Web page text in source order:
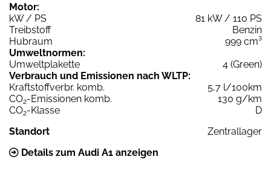
Motor:
kW / PS
81 kW / 110 PS
Treibstoff
Benzin
Hubraum
999 cm³
Umweltnormen:
Umweltplakette
4 (Green)
Verbrauch und Emissionen nach WLTP:
Kraftstoffverbr. komb.
5,7 l/100km
CO2-Emissionen komb.
130 g/km
CO2-Klasse
D
Standort
Zentrallager
Details zum Audi A1 anzeigen